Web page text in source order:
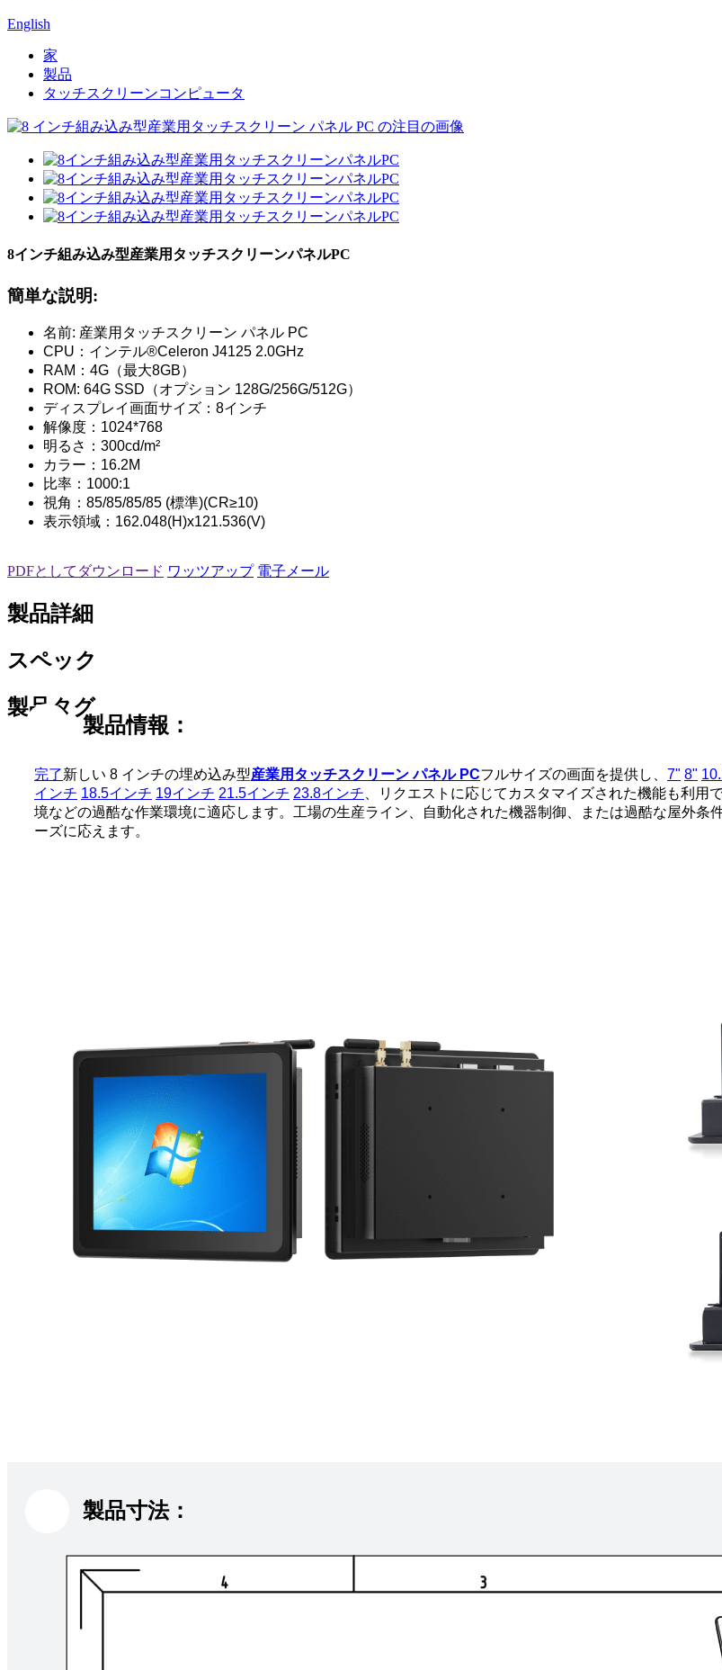
English
家
製品
タッチスクリーンコンピュータ
8インチ組み込み型産業用タッチスクリーンパネルPC
簡単な説明:
名前: 産業用タッチスクリーン パネル PC
CPU：インテル®Celeron J4125 2.0GHz
RAM：4G（最大8GB）
ROM: 64G SSD（オプション 128G/256G/512G）
ディスプレイ画面サイズ：8インチ
解像度：1024*768
明るさ：300cd/m²
カラー：16.2M
比率：1000:1
視角：85/85/85/85 (標準)(CR≥10)
表示領域：162.048(H)x121.536(V)
PDFとしてダウンロード ワッツアップ 電子メール
製品詳細
スペック
製品タグ
製品情報：
完了新しい 8 インチの埋め込み型産業用タッチスクリーン パネル PCフルサイズの画面を提供し、 7" 8"
インチ 18.5インチ 19インチ 21.5インチ 23.8インチ 、リクエストに応じてカスタマイズされた機能も利
境などの過酷な作業環境に適応します。工場の生産ライン、自動化された機器制御、または過酷な屋外
ーズに応えます。
製品寸法：